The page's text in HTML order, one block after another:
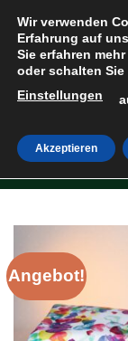
Inhalt
springen
Angebot!
Wir verwenden
Erfahrung auf
Sie erfahren
oder schalten Sie
Einstellungen
Akzeptieren